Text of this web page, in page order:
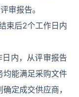
审报告。
束后2个工作日内
内，从评审报告
均能满足采购文件
定成交供应商，